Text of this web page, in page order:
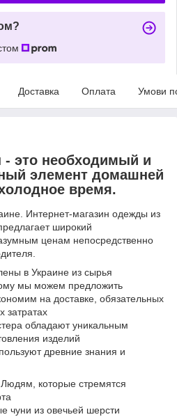
Доставка Оплата Умови
- это необходимый и
элемент домашней
время.
Интернет-магазин одежды из
широкий
ценам непосредственно
в Украине из сырья
мы можем предложить
на доставке, обязательных
затратах
обладают уникальным
изделий
древние знания и
которые стремятся
чуни из овечьей шерсти